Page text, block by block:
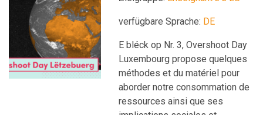
verfügbare Sprache: DE
E bléck op Nr. 3, Overshoot Day
Luxembourg propose quelques
méthodes et du matériel pour
aborder notre consommation de
ressources ainsi que ses